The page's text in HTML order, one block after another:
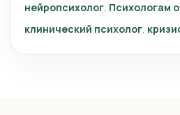
нейропсихолог Психологам
клинический психолог